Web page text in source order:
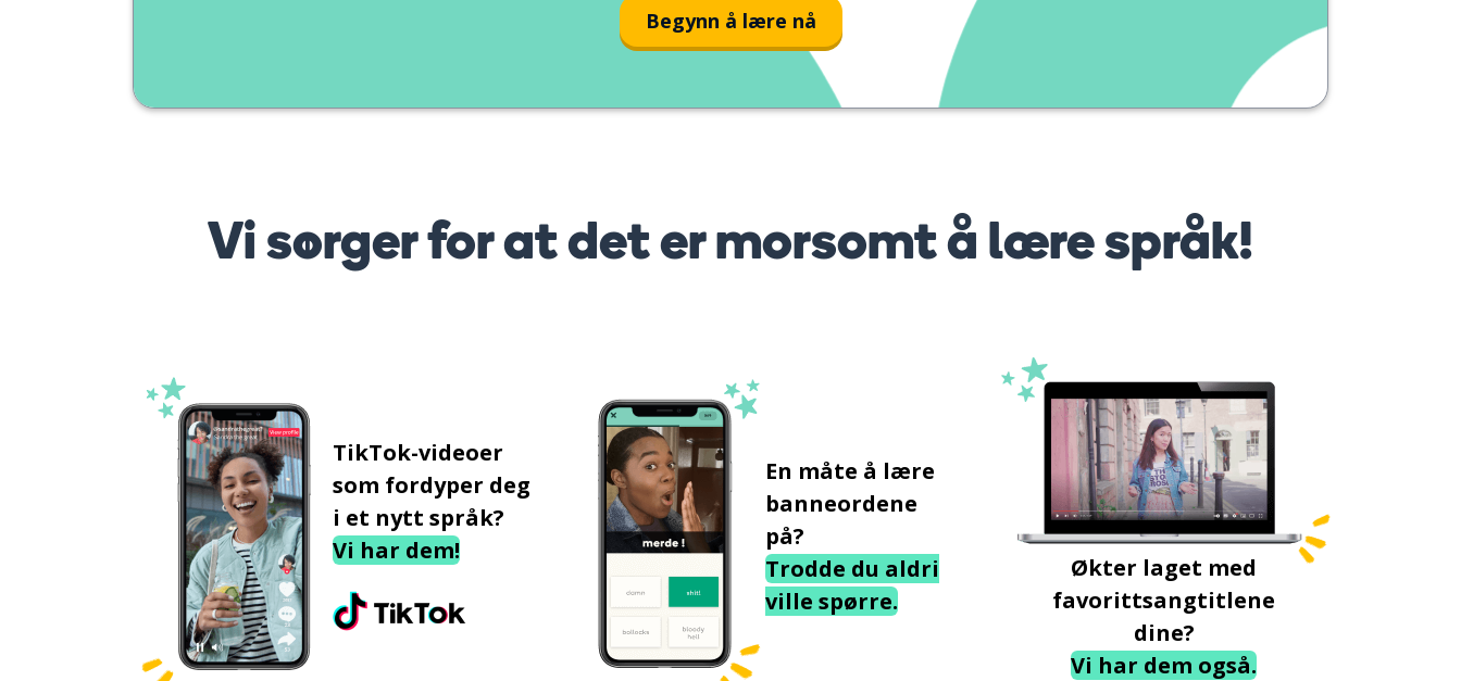
Begynn å lære nå
Vi sørger for at det er morsomt å lære språk!
TikTok-videoer
som fordyper deg
i et nytt språk?
Vi har dem!
En måte å lære
banneordene
på?
Trodde du aldri
ville spørre.
Økter laget med
favorittsangtitlene
dine?
Vi har dem også.